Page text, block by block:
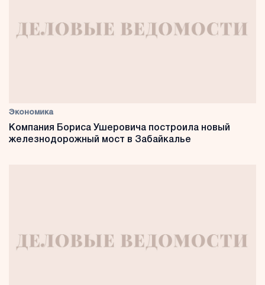
Экономика
Компания Бориса Ушеровича построила новый
железнодорожный мост в Забайкалье